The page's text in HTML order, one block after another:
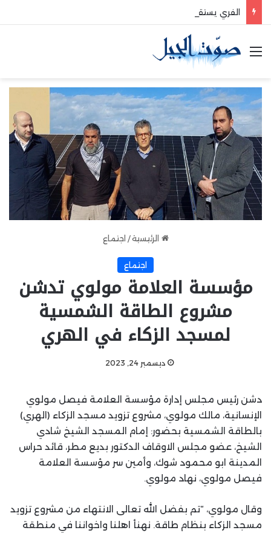
الفري يستقبل نقيب موظفي قاديشا
القائمة
الرئيسية / اجتماع
اجتماع
مؤسسة العلامة مولوي تدشن
مشروع الطاقة الشمسية
لمسجد الزكاء في الهري
ديسمبر 24, 2023
دشن رئيس مجلس إدارة مؤسسة العلامة فيصل مولوي
الإنسانية، مالك مولوي، مشروع تزويد مسجد الزكاء (الهري)
بالطاقة الشمسية بحضور: إمام المسجد الشيخ شادي
الشيخ، عضو مجلس الاوقاف الدكتور بديع مطر، قائد حراس
المدينة ابو محمود شوك، وأمين سر مؤسسة العلامة
فيصل مولوي، نهاد مولوي.
وقال مولوي، “تم بفضل الله تعالى الانتهاء من مشروع تزويد
مسجد الزكاء بنظام طاقة. نهنأ اهلنا واخواننا في منطقة